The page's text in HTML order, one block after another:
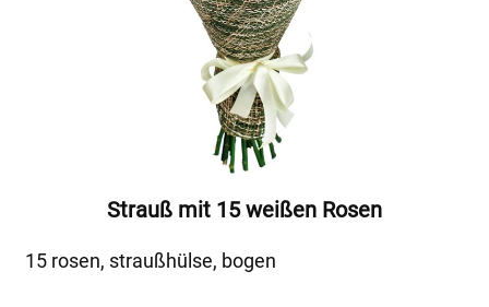
Strauß mit 15 weißen Rosen
15 rosen, straußhülse, bogen